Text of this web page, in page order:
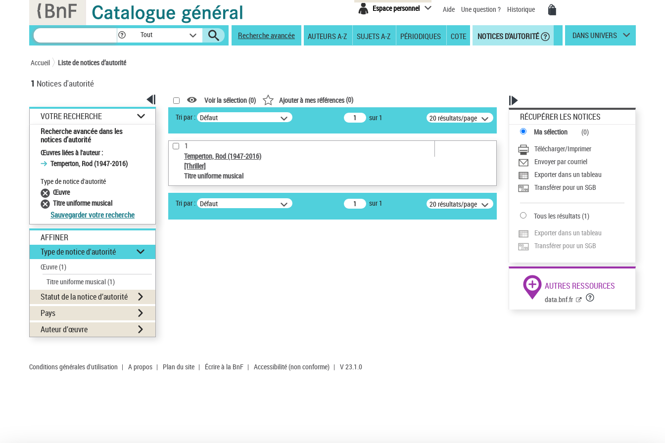
Espace personnel Aide Une question ? Historique
Tout Recherche avancée AUTEURS A-Z SUJETS A-Z PÉRIODIQUES COTE NOTICES D'AUTORITÉ DANS UNIVERS
Accueil Liste de notices d’autorité
1 Notices d'autorité
VOTRE RECHERCHE
Recherche avancée dans les
notices d’autorité
Œuvres liées à l'auteur :
Temperton, Rod (1947-2016)
Type de notice d'autorité
Œuvre
Titre uniforme musical
Sauvegarder votre recherche
AFFINER
Type de notice d'autorité
Œuvre(1)
Titre uniforme musical(1)
Statut de la notice d’autorité
Pays
Auteur d’œuvre
Voir la sélection (0) Ajouter à mes références(0)
Tri par : Défaut sur 1 20 résultats/page
1
Temperton, Rod (1947-2016)
[Thriller]
Titre uniforme musical
Tri par : Défaut sur 1 20 résultats/page
RÉCUPÉRER LES NOTICES
Ma sélection (0)
Télécharger/Imprimer
Envoyer par courriel
Exporter dans un tableau
Transférer pour un SGB
Tous les résultats(1)
Exporter dans un tableau
Transférer pour un SGB
AUTRES RESSOURCES
data.bnf.fr
Conditions générales d'utilisation | A propos | Plan du site | Écrire à la BnF | Accessibilité (non conforme) | V 23.1.0
Panneau de gestion des cookies